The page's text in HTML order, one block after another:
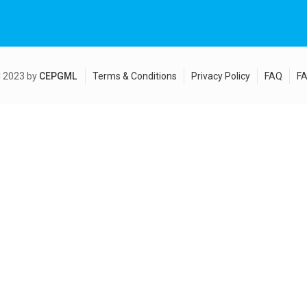
2023 by CEPGML Terms & Conditions Privacy Policy FAQ